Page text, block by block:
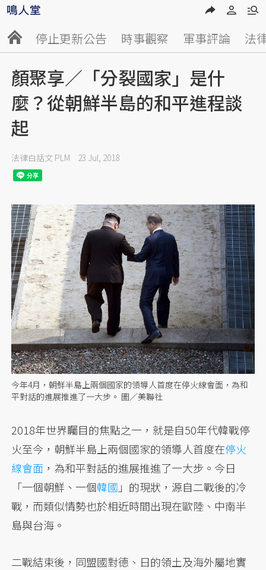
停止更新公告 時事觀察 軍事評論 法
顏聚享／「分裂國家」是什
麼？從朝鮮半島的和平進程談
起
法律白話文 PLM 23 Jul, 2018
今年4月，朝鮮半島上兩個國家的領導人首度在停火線會面，為和
平對話的進展推進了一大步。 圖／美聯社
2018年世界矚目的焦點之一，就是自50年代韓戰停
火至今，朝鮮半島上兩個國家的領導人首度在停火
線會面 ，為和平對話的進展推進了一大步。今日
「一個朝鮮、一個韓國 」的現狀，源自二戰後的冷
戰，而類似情勢也於相近時間出現在歐陸、中南半
島與台海。
二戰結束後，同盟國對德、日的領土及海外屬地實